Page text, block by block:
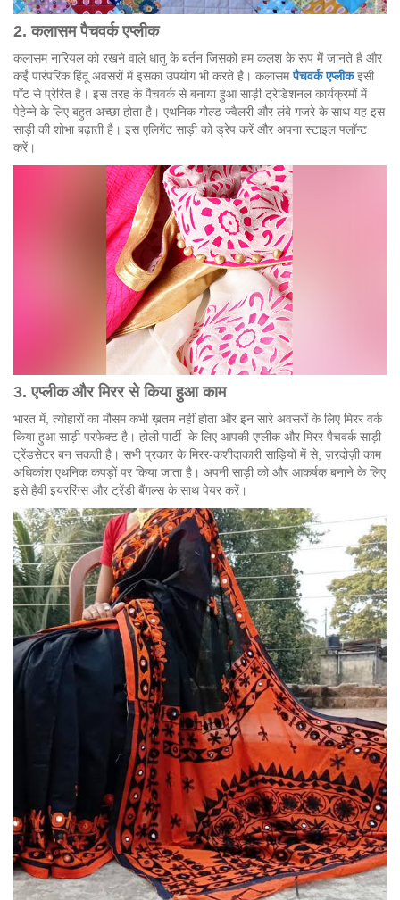
2. कलासम पैचवर्क एप्लीक
कलासम नारियल को रखने वाले धातु के बर्तन जिसको हम कलश के रूप में जानते है और
कईं पारंपरिक हिंदू अवसरों में इसका उपयोग भी करते है। कलासमपैचवर्क एप्लीकइसी
पॉट से प्रेरित है। इस तरह के पैचवर्क से बनाया हुआ साड़ी ट्रेडिशनल कार्यक्रमों में
पेहेन्ने के लिए बहुत अच्छा होता है। एथनिक गोल्ड ज्वैलरी और लंबे गजरे के साथ यह इस
साड़ी की शोभा बढ़ाती है। इस एलिगेंट साड़ी को ड्रेप करें और अपना स्टाइल फ्लॉन्ट
करें।
3. एप्लीक और मिरर से किया हुआ काम
भारत में, त्योहारों का मौसम कभी ख़तम नहीं होता और इन सारे अवसरों के लिए मिरर वर्क
किया हुआ साड़ी परफेक्ट है। होली पार्टी के लिए आपकी एप्लीक और मिरर पैचवर्क साड़ी
ट्रेंडसेटर बन सकती है। सभी प्रकार के मिरर-कशीदाकारी साड़ियों में से, ज़रदोज़ी काम
अधिकांश एथनिक कपड़ों पर किया जाता है। अपनी साड़ी को और आकर्षक बनाने के लिए
इसे हैवी इयररिंग्स और ट्रेंडी बैंगल्स के साथ पेयर करें।